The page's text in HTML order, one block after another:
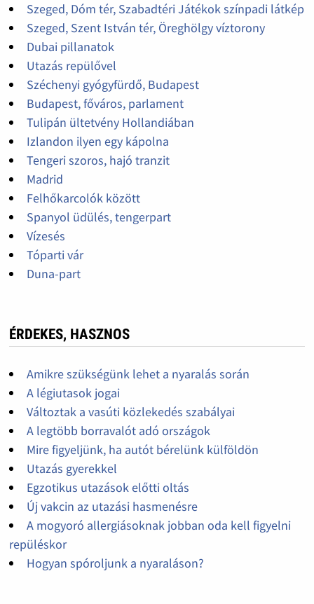
Szeged, Dóm tér, Szabadtéri Játékok színpadi látkép
Szeged, Szent István tér, Öreghölgy víztorony
Dubai pillanatok
Utazás repülővel
Széchenyi gyógyfürdő, Budapest
Budapest, főváros, parlament
Tulipán ültetvény Hollandiában
Izlandon ilyen egy kápolna
Tengeri szoros, hajó tranzit
Madrid
Felhőkarcolók között
Spanyol üdülés, tengerpart
Vízesés
Tóparti vár
Duna-part
ÉRDEKES, HASZNOS
Amikre szükségünk lehet a nyaralás során
A légiutasok jogai
Változtak a vasúti közlekedés szabályai
A legtöbb borravalót adó országok
Mire figyeljünk, ha autót bérelünk külföldön
Utazás gyerekkel
Egzotikus utazások előtti oltás
Új vakcin az utazási hasmenésre
A mogyoró allergiásoknak jobban oda kell figyelni
repüléskor
Hogyan spóroljunk a nyaraláson?